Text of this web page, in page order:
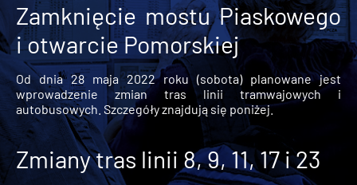
Zamknięcie mostu Piaskowego
i otwarcie Pomorskiej
Od dnia 28 maja 2022 roku (sobota) planowane jest
wprowadzenie zmian tras linii tramwajowych i
autobusowych. Szczegóły znajdują się poniżej.
Zmiany tras linii 8, 9, 11, 17 i 23